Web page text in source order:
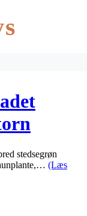
Briot
stedsegrøn
(Læs